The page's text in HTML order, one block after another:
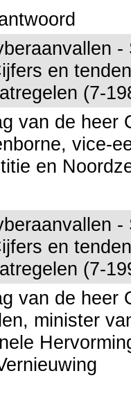
en
(7-
van de heer
vice-
en
en
(7-
van de heer
minister